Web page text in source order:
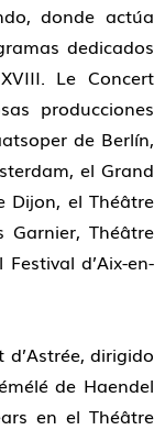
donde actúa
dedicados
Le Concert
producciones
de Berlín,
el Grand
Dijon, el Théâtre
Garnier, Théâtre
d’Aix-en-
dirigido
de Haendel
en el Théâtre